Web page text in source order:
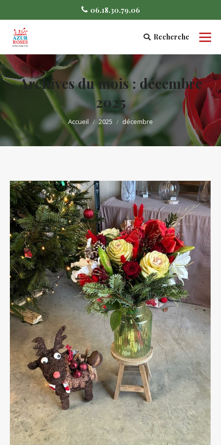
06.18.30.79.06
Search:
Recherche
Archives du mois : décembre
2025
Vous êtes ici :
Accueil 2025 décembre